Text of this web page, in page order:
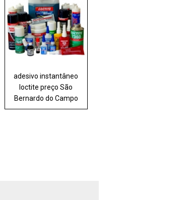
adesivo instantâneo
loctite preço São
Bernardo do Campo